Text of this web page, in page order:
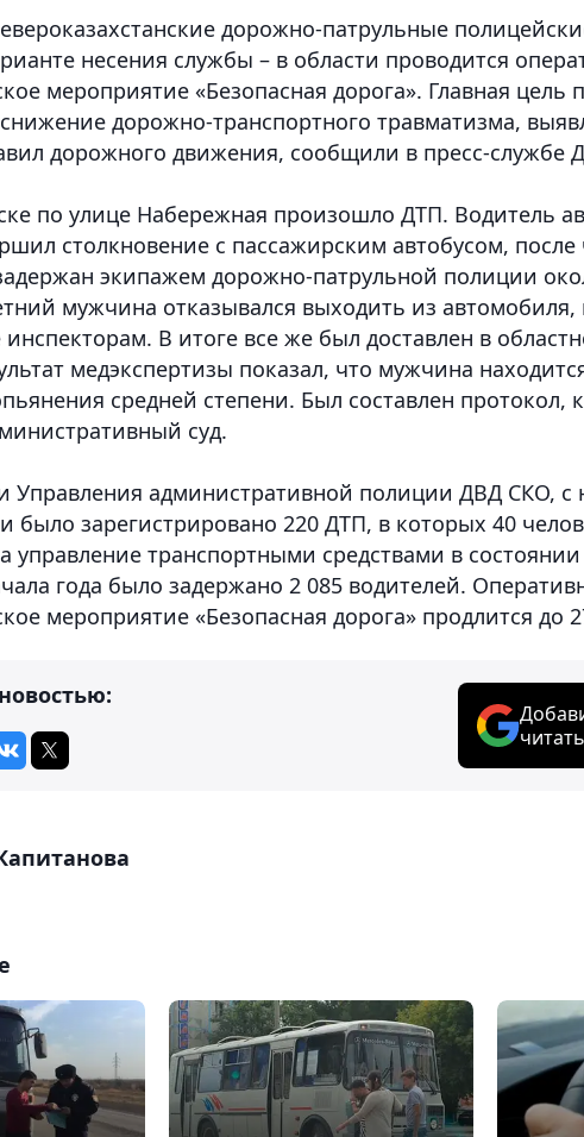
дорожно-патрульные
несения службы – в области проводится
мероприятие «Безопасная дорога». Главная цель
дорожно-транспортного травматизма,
дорожного движения, сообщили в пресс-службе
по улице Набережная произошло ДТП. Водитель
столкновение с пассажирским автобусом, после
экипажем дорожно-патрульной полиции
мужчина отказывался выходить из автомобиля,
В итоге все же был доставлен в
медэкспертизы показал, что мужчина
средней степени. Был составлен протокол,
суд.
административной полиции ДВД СКО, с
было зарегистрировано 220 ДТП, в которых 40
управление транспортными средствами в состоянии
года было задержано 2 085 водителей.
мероприятие «Безопасная дорога» продлится до